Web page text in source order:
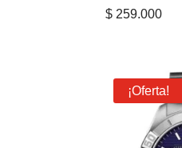
$ 259.000
¡Oferta!